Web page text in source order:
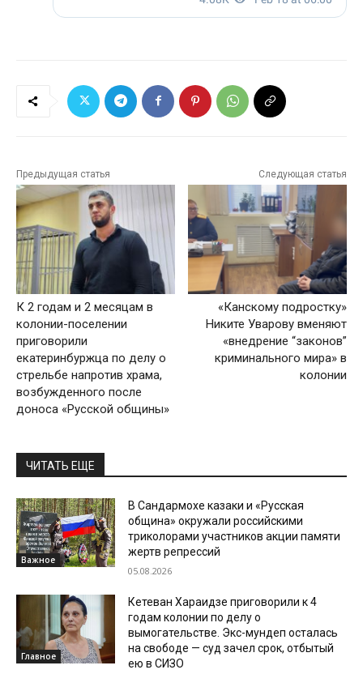
Предыдущая статья
К 2 годам и 2 месяцам в
колонии-поселении
приговорили
екатеринбуржца по делу о
стрельбе напротив храма,
возбужденного после
доноса «Русской общины»
Следующая статья
«Канскому подростку»
Никите Уварову вменяют
«внедрение “законов”
криминального мира» в
колонии
ЧИТАТЬ ЕЩЕ
Важное
В Сандармохе казаки и «Русская
община» окружали российскими
триколорами участников акции памяти
жертв репрессий
05.08.2026
Главное
Кетеван Хараидзе приговорили к 4
годам колонии по делу о
вымогательстве. Экс-мундеп осталась
на свободе — суд зачел срок, отбытый
ею в СИЗО